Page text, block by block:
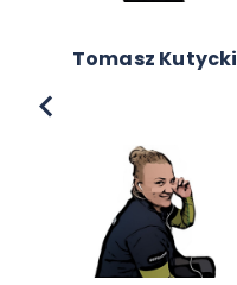
Anna Niemirycz